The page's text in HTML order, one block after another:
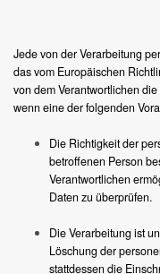
Jede von der Verarbeitung
das vom Europäischen
von dem Verantwortlichen
wenn eine der folgenden
Die Richtigkeit der
betroffenen Person
Verantwortlichen
Daten zu überprüfen.
Die Verarbeitung ist
Löschung der
stattdessen die